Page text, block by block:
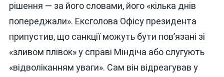
рішення — за його словами, його «кілька днів
попереджали». Ексголова Офісу президента
припустив, що санкції можуть бути пов’язані зі
«зливом плівок» у справі Міндіча або слугують
«відволіканням уваги». Сам він відреагував у